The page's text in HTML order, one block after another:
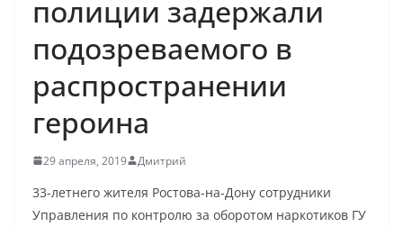
полиции задержали
подозреваемого в
распространении
героина
29 апреля, 2019 Дмитрий
33-летнего жителя Ростова-на-Дону сотрудники
Управления по контролю за оборотом наркотиков ГУ